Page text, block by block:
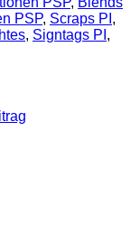
PSP, Scraps PI ,
, Signtags PI ,